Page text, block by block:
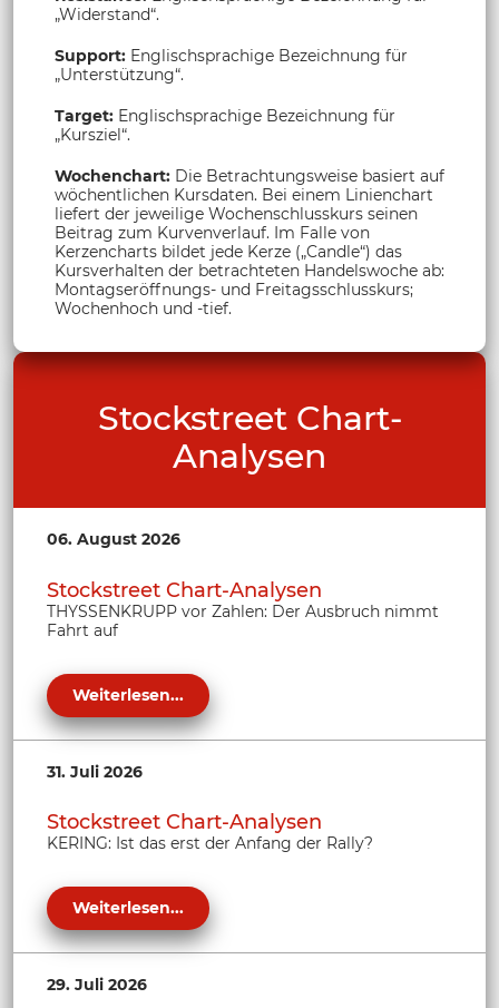
„Widerstand“.
Support: Englischsprachige Bezeichnung für
„Unterstützung“.
Target: Englischsprachige Bezeichnung für
„Kursziel“.
Wochenchart: Die Betrachtungsweise basiert auf
wöchentlichen Kursdaten. Bei einem Linienchart
liefert der jeweilige Wochenschlusskurs seinen
Beitrag zum Kurvenverlauf. Im Falle von
Kerzencharts bildet jede Kerze („Candle“) das
Kursverhalten der betrachteten Handelswoche ab:
Montagseröffnungs- und Freitagsschlusskurs;
Wochenhoch und -tief.
Stockstreet Chart-
Analysen
06. August 2026
Stockstreet Chart-Analysen
THYSSENKRUPP vor Zahlen: Der Ausbruch nimmt
Fahrt auf
Weiterlesen...
31. Juli 2026
Stockstreet Chart-Analysen
KERING: Ist das erst der Anfang der Rally?
Weiterlesen...
29. Juli 2026